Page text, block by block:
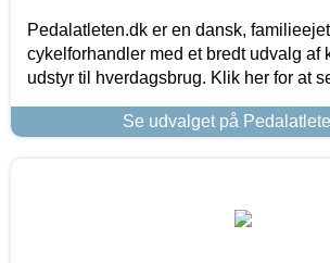
Pedalatleten.dk er en dansk,
cykelforhandler med et bredt udvalg af
udstyr til hverdagsbrug. Klik her for at
Se udvalget på